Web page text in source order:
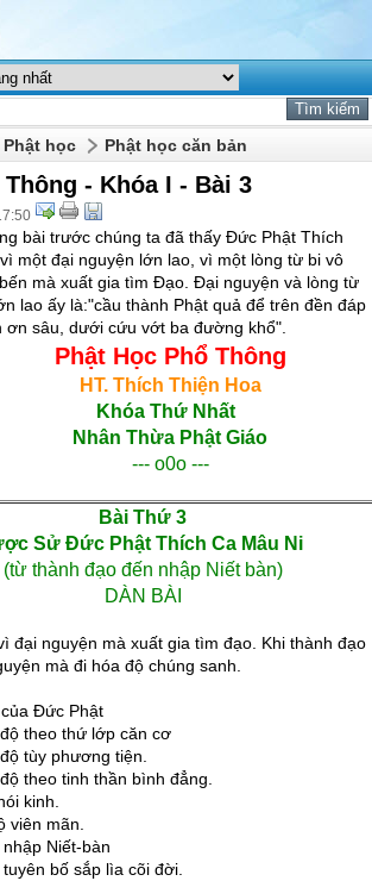
Phật học Phật học căn bản
- Khóa I - Bài 3
bài trước chúng ta đã thấy Ðức Phật Thích
một đại nguyện lớn lao, vì một lòng từ bi vô
mà xuất gia tìm Ðạo. Ðại nguyện và lòng từ
lao ấy là:"cầu thành Phật quả để trên đền đáp
ơn sâu, dưới cứu vớt ba đường khổ".
Phật Học Phổ Thông
HT. Thích Thiện Hoa
Khóa Thứ Nhất
Nhân Thừa Phật Giáo
--- o0o ---
Bài Thứ 3
Sử Ðức Phật Thích Ca Mâu Ni
(từ thành đạo đến nhập Niết bàn)
DÀN BÀI
đại nguyện mà xuất gia tìm đạo. Khi thành đạo
mà đi hóa độ chúng sanh.
Đức Phật
theo thứ lớp căn cơ
tùy phương tiện.
theo tinh thần bình đẳng.
kinh.
viên mãn.
Niết-bàn
bố sắp lìa cõi đời.